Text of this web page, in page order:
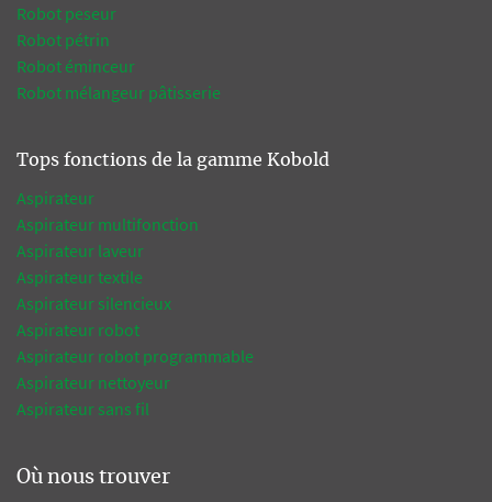
Robot peseur
Robot pétrin
Robot éminceur
Robot mélangeur pâtisserie
Tops fonctions de la gamme Kobold
Aspirateur
Aspirateur multifonction
Aspirateur laveur
Aspirateur textile
Aspirateur silencieux
Aspirateur robot
Aspirateur robot programmable
Aspirateur nettoyeur
Aspirateur sans fil
Où nous trouver